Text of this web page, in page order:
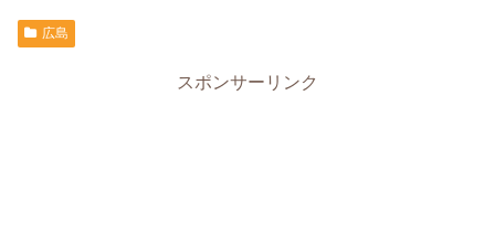
広島
スポンサーリンク